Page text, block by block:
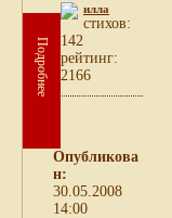
Подробнее
илла
cтихов:
142
рейтинг:
2166
Опубликова
н:
30.05.2008
14:00